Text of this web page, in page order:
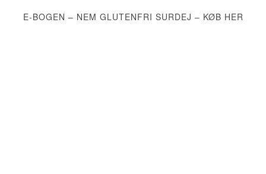
E-BOGEN – NEM GLUTENFRI SURDEJ – KØB HER